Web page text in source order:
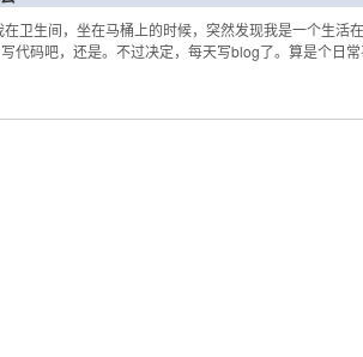
在卫生间，坐在马桶上的时候，突然发现我
代码吧，还是。不过决定，每天写blog了。算是个日